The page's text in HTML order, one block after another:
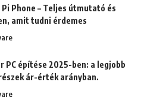
Pi Phone – Teljes útmutató és
amit tudni érdemes
PC építése 2025-ben: a legjobb
ár-érték arányban.